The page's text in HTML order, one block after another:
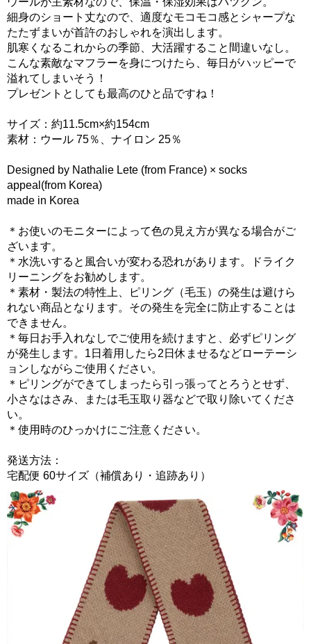
細身のショート丈なので、適度なモコモコ感とシャープな
たたずまいが首許のおしゃれを演出します。
肌寒くなるこれからの季節、大活躍すること間違いなし。
こんな素敵なマフラーを身につけたら、毎日がハッピーで
溢れてしまいそう！
プレゼントとしても最高のひと品ですね！
サイズ：約11.5cm×約154cm
素材：ウール 75％、ナイロン 25％
Designed by Nathalie Lete (from France) × socks
appeal(from Korea)
made in Korea
＊お使いのモニターによって色の見え方が異なる場合がご
ざいます。
＊水洗いすると風合いが変わる恐れがあります。ドライク
リーニングをお勧めします。
＊素材・製法の特性上、ピリング（毛玉）の発生は避けら
れない商品となります。その発生を完全に防止することは
できません。
＊毎日お手入れなしでご使用を続けますと、必ずピリング
が発生します。1日着用したら2日休ませるなどローテーシ
ョンしながらご使用ください。
＊ピリングができてしまったら引っ張ってとろうとせず、
小さなはさみ、または毛玉取り器などで取り除いてくださ
い。
＊使用時のひっかけにご注意ください。
発送方法：
宅配便 60サイズ（補償あり・追跡あり）